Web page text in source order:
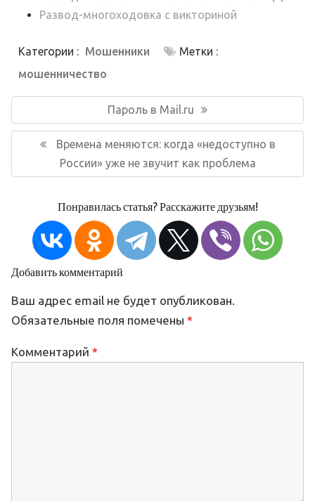
Развод-многоходовка с викториной
Категории : Мошенники
Метки :
мошенничество
записям
Предыдущая
запись:
Пароль в Mail.ru
Следующая
запись:
Времена меняются: когда «недоступно в
России» уже не звучит как проблема
Понравилась статья? Расскажите друзьям!
Добавить комментарий
Ваш адрес email не будет опубликован.
Обязательные поля помечены *
Комментарий *